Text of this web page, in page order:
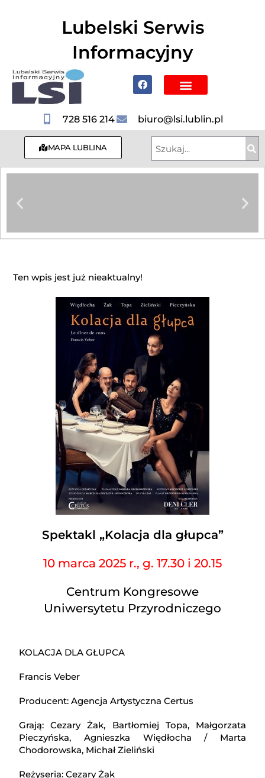
Lubelski Serwis
Informacyjny
728 516 214 biuro@lsi.lublin.pl
MAPA LUBLINA
Ten wpis jest już nieaktualny!
Spektakl „Kolacja dla głupca”
10 marca 2025 r., g. 17.30 i 20.15
Centrum Kongresowe
Uniwersytetu Przyrodniczego
KOLACJA DLA GŁUPCA
Francis Veber
Producent: Agencja Artystyczna Certus
Grają: Cezary Żak, Bartłomiej Topa, Małgorzata
Pieczyńska, Agnieszka Więdłocha / Marta
Chodorowska, Michał Zieliński
Reżyseria: Cezary Żak